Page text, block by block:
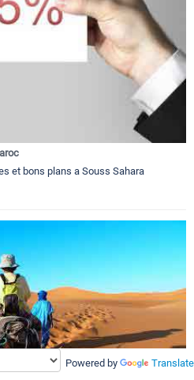
et bons plans a Souss Sahara
Powered by Translate